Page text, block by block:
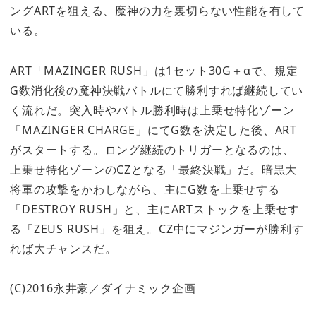
ングARTを狙える、魔神の力を裏切らない性能を有して
いる。
ART「MAZINGER RUSH」は1セット30G＋αで、規定
G数消化後の魔神決戦バトルにて勝利すれば継続してい
く流れだ。突入時やバトル勝利時は上乗せ特化ゾーン
「MAZINGER CHARGE」にてG数を決定した後、ART
がスタートする。ロング継続のトリガーとなるのは、
上乗せ特化ゾーンのCZとなる「最終決戦」だ。暗黒大
将軍の攻撃をかわしながら、主にG数を上乗せする
「DESTROY RUSH」と、主にARTストックを上乗せす
る「ZEUS RUSH」を狙え。CZ中にマジンガーが勝利す
れば大チャンスだ。
(C)2016永井豪／ダイナミック企画